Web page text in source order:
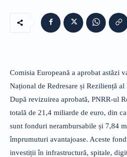
Comisia Europeană a aprobat astăzi
Național de Redresare și Reziliență al
După revizuirea aprobată, PNRR-ul
totală de 21,4 miliarde de euro, din
sunt fonduri nerambursabile și 7,84
împrumuturi avantajoase. Aceste
investiții în infrastructură, spitale,